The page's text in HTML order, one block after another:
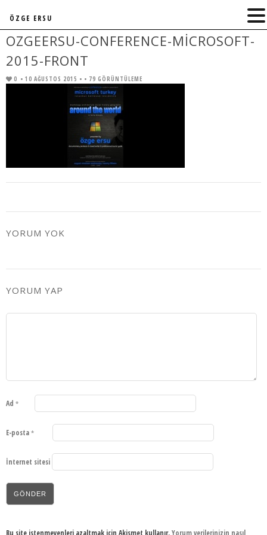
OZGEERSU-CONFERENCE-MICROSOFT-
2015-FRONT
0 • 10 AĞUSTOS 2015 • • 79 GÖRÜNTÜLEME
YORUM YOK
YORUM YAP
Ad *
E-posta *
İnternet sitesi
Bu site istenmeyenleri azaltmak için Akismet kullanır.Yorum verilerinizin nasıl
ÖZGE ERSU